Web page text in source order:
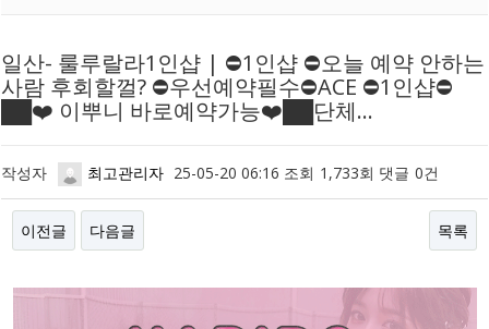
일산- 룰루랄라1인샵 | ⛔️1인샵 ⛔️오늘 예약 안하는
사람 후회할껄? ⛔️우선예약필수⛔️ACE ⛔️1인샵⛔️
██❤️ 이뿌니 바로예약가능❤️██단체…
작성자 최고관리자 25-05-20 06:16 조회 1,733회 댓글 0건
이전글 다음글 목록
본문